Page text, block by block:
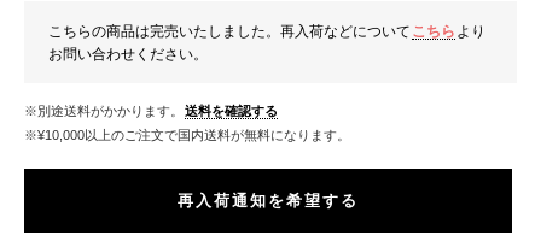
こちらの商品は完売いたしました。再入荷などについて こちら より
お問い合わせください。
※別途送料がかかります。 送料を確認する
※¥10,000以上のご注文で国内送料が無料になります。
再入荷通知を希望する